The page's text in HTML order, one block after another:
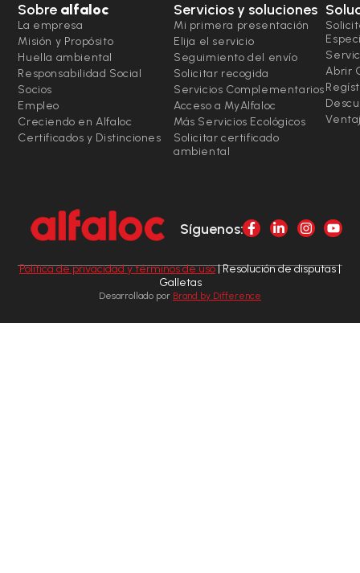
Sobre alfaloc
La empresa
Misión y Propósito
Huella ambiental
Responsabilidad Social
Socios
Empleo
Creciendo en Alfaloc
Certificados y Distinciones
Servicios y soluciones
Mi primera presentación
Elija el servicio
Seguimiento del envío
Solicitar recogida
Servicios Complementarios
Acceso a MyAlfaloc
Más Servicios Ecológicos
Solicitar certificado
ambiental
Abrir
Síguenos:
Política de privacidad y términos de uso| Resolución de disputas |
Galletas
Desarrollado por Brand by Difference